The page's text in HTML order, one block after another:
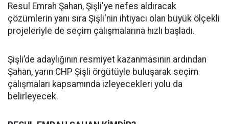
Resul Emrah Şahan, Şişli'ye nefes aldıracak
çözümlerin yanı sıra Şişli'nin ihtiyacı olan büyük ölçekli
projeleriyle de seçim çalışmalarına hızlı başladı.
Şişli’de adaylığının resmiyet kazanmasının ardından
Şahan, yarın CHP Şişli örgütüyle buluşarak seçim
çalışmaları kapsamında izleyecekleri yolu da
belirleyecek.